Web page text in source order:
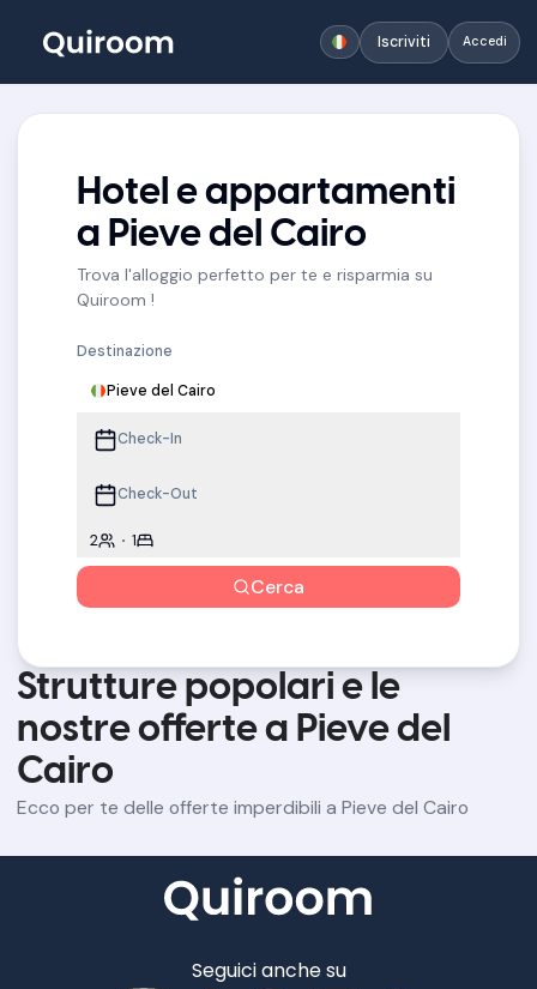
Iscriviti Accedi
Hotel e appartamenti
a Pieve del Cairo
Trova l'alloggio perfetto per te e risparmia su
Quiroom !
Destinazione
Pieve del Cairo
2 1
Cerca
Strutture popolari e le
nostre offerte a Pieve del
Cairo
Ecco per te delle offerte imperdibili a Pieve del Cairo
Seguici anche su